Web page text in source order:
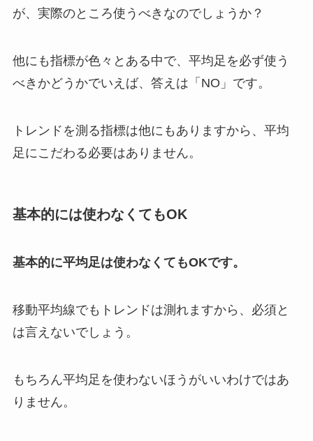
が、実際のところ使うべきなのでしょうか？
他にも指標が色々とある中で、平均足を必ず使う
べきかどうかでいえば、答えは「 NO 」です。
トレンドを測る指標は他にもありますから、平均
足にこだわる必要はありません。
基本的には使わなくてもOK
基本的に平均足は使わなくてもOKです。
移動平均線でもトレンドは測れますから、必須と
は言えないでしょう。
もちろん平均足を使わないほうがいいわけではあ
りません。